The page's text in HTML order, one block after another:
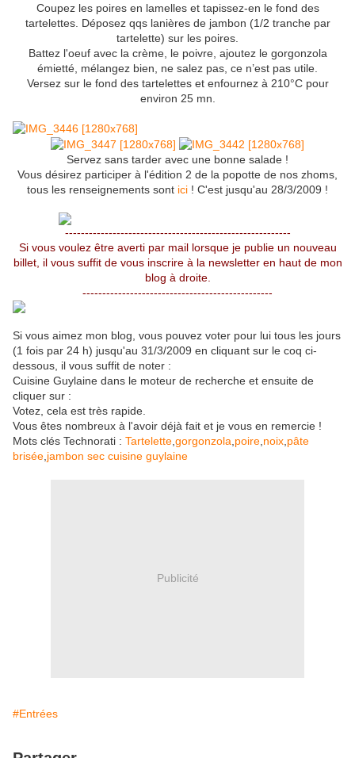
Coupez les poires en lamelles et tapissez-en le fond des
tartelettes. Déposez qqs lanières de jambon (1/2 tranche par
tartelette) sur les poires.
Battez l'oeuf avec la crème, le poivre, ajoutez le gorgonzola
émietté, mélangez bien, ne salez pas, ce n’est pas utile.
Versez sur le fond des tartelettes et enfournez à 210°C pour
environ 25 mn.
Servez sans tarder avec une bonne salade !
Vous désirez participer à l'édition 2 de la popotte de nos zhoms,
tous les renseignements sont ici ! C'est jusqu'au 28/3/2009 !
---------------------------------------------------------
Si vous voulez être averti par mail lorsque je publie un nouveau
billet, il vous suffit de vous inscrire à la newsletter en haut de mon
blog à droite.
------------------------------------------------
Si vous aimez mon blog, vous pouvez voter pour lui tous les jours
(1 fois par 24 h) jusqu'au 31/3/2009 en cliquant sur le coq ci-
dessous, il vous suffit de noter :
Cuisine Guylaine dans le moteur de recherche et ensuite de
cliquer sur :
Votez, cela est très rapide.
Vous êtes nombreux à l'avoir déjà fait et je vous en remercie !
Mots clés Technorati : Tartelette gorgonzola poire noix pâte
brisée jambon sec cuisine guylaine
Publicité
#Entrées